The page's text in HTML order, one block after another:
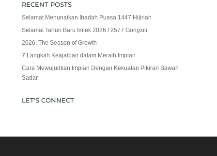
RECENT POSTS
Selamat Menunaikan Ibadah Puasa 1447 Hijiriah
Selamat Tahun Baru Imlek 2026 / 2577 Gongxili
2026: The Season of Growth
7 Langkah Keajaiban dalam Meraih Impian
Cara Mewujudkan Impian Dengan Kekuatan Pikiran Bawah
Sadar
LET'S CONNECT